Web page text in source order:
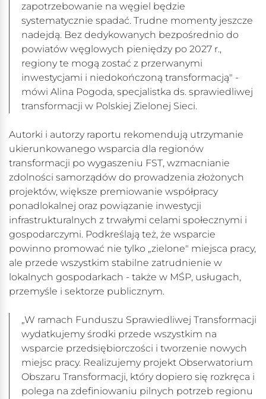
zapotrzebowanie na węgiel będzie
systematycznie spadać. Trudne momenty jeszcze
nadejdą. Bez dedykowanych bezpośrednio do
powiatów węglowych pieniędzy po 2027 r.,
regiony te mogą zostać z przerwanymi
inwestycjami i niedokończoną transformacją" -
mówi Alina Pogoda, specjalistka ds. sprawiedliwej
transformacji w Polskiej Zielonej Sieci.
Autorki i autorzy raportu rekomendują utrzymanie
ukierunkowanego wsparcia dla regionów
transformacji po wygaszeniu FST, wzmacnianie
zdolności samorządów do prowadzenia złożonych
projektów, większe premiowanie współpracy
ponadlokalnej oraz powiązanie inwestycji
infrastrukturalnych z trwałymi celami społecznymi i
gospodarczymi. Podkreślają też, że wsparcie
powinno promować nie tylko „zielone" miejsca pracy,
ale przede wszystkim stabilne zatrudnienie w
lokalnych gospodarkach - także w MŚP, usługach,
przemyśle i sektorze publicznym.
„W ramach Funduszu Sprawiedliwej Transformacji
wydatkujemy środki przede wszystkim na
wsparcie przedsiębiorczości i tworzenie nowych
miejsc pracy. Realizujemy projekt Obserwatorium
Obszaru Transformacji, który dopiero się rozkręca i
polega na zdefiniowaniu pilnych potrzeb regionu